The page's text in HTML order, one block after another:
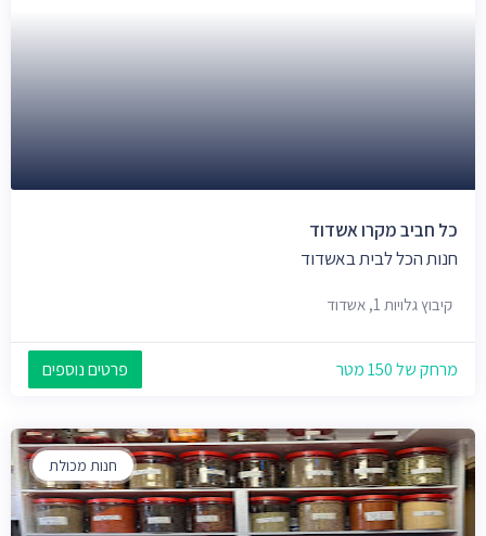
כל חביב מקרו אשדוד
חנות הכל לבית באשדוד
קיבוץ גלויות 1, אשדוד
מרחק של 150 מטר פרטים נוספים
חנות מכולת